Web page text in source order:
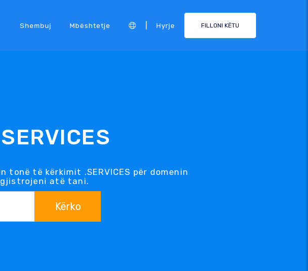
Shembuj Mbështetje Hyrje FILLONI KËTU
tonë të kërkimit .SERVICES për domenin
atë tani.
Kërko